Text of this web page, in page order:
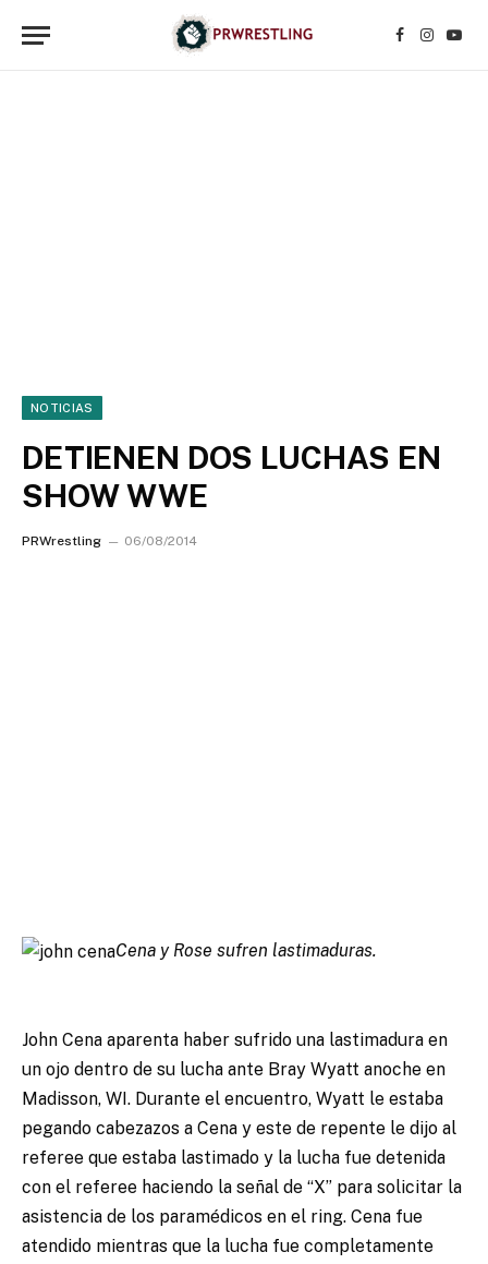
Facebook
NOTICIAS
DETIENEN DOS LUCHAS EN
SHOW WWE
PRWrestling 06/08/2014
Cena y Rose sufren lastimaduras.
John Cena aparenta haber sufrido una lastimadura en
un ojo dentro de su lucha ante Bray Wyatt anoche en
Madisson, WI. Durante el encuentro, Wyatt le estaba
pegando cabezazos a Cena y este de repente le dijo al
referee que estaba lastimado y la lucha fue detenida
con el referee haciendo la señal de “X” para solicitar la
asistencia de los paramédicos en el ring. Cena fue
atendido mientras que la lucha fue completamente